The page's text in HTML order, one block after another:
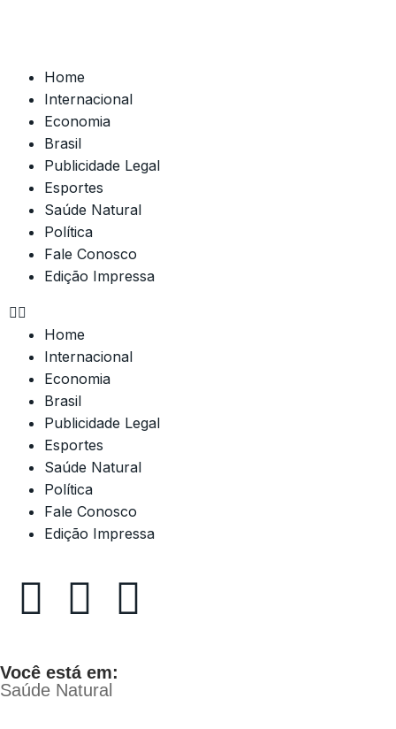
Home
Internacional
Economia
Brasil
Publicidade Legal
Esportes
Saúde Natural
Política
Fale Conosco
Edição Impressa
Home
Internacional
Economia
Brasil
Publicidade Legal
Esportes
Saúde Natural
Política
Fale Conosco
Edição Impressa
Você está em:
Saúde Natural